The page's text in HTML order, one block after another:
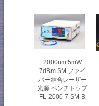
2000nm 5mW
7dBm SM ファイ
バー結合レーザー
光源 ベンチトップ
FL-2000-7-SM-B